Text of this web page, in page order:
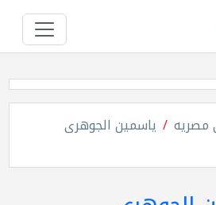
مصريه ياسمين الجوهرى